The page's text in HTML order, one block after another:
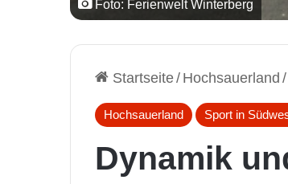
Foto: Ferienwelt Winterberg
Startseite/ Hochsauerland /
Hochsauerland Sport in
Dynamik